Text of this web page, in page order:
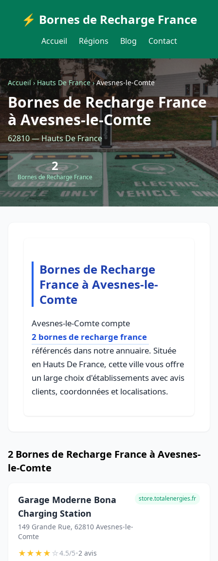
⚡ Bornes de Recharge France
Accueil Régions Blog Contact
Accueil›Hauts De France›Avesnes-le-Comte
Bornes de Recharge France
à Avesnes-le-Comte
62810 — Hauts De France
2
Bornes de Recharge France
Bornes de Recharge
France à Avesnes-le-
Comte
Avesnes-le-Comte compte
2 bornes de recharge france
référencés dans notre annuaire. Située
en Hauts De France, cette ville vous offre
un large choix d'établissements avec avis
clients, coordonnées et localisations.
2 Bornes de Recharge France à Avesnes-
le-Comte
Garage Moderne Bona
Charging Station
149 Grande Rue, 62810 Avesnes-le-
Comte
store.totalenergies.fr
★★★★☆4.5/5•2 avis